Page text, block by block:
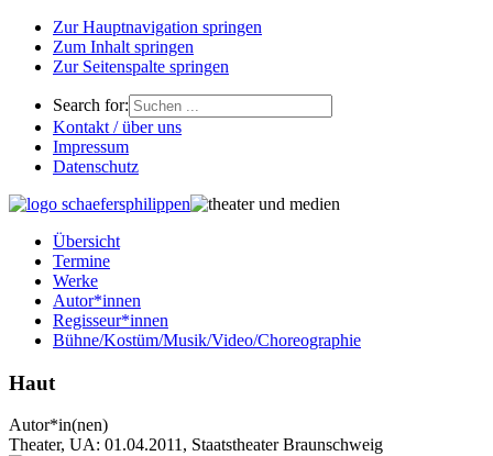
Zur Hauptnavigation springen
Zum Inhalt springen
Zur Seitenspalte springen
Search for:
Kontakt / über uns
Impressum
Datenschutz
Übersicht
Termine
Werke
Autor*innen
Regisseur*innen
Bühne/Kostüm/Musik/Video/Choreographie
Haut
Autor*in(nen)
Theater, UA: 01.04.2011, Staatstheater Braunschweig